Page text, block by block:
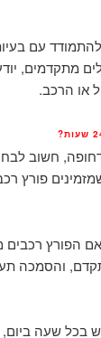
עם
מתקדמים,
או הרכב.
חשוב
פורץ
הפורץ רכבים
מתקדם,